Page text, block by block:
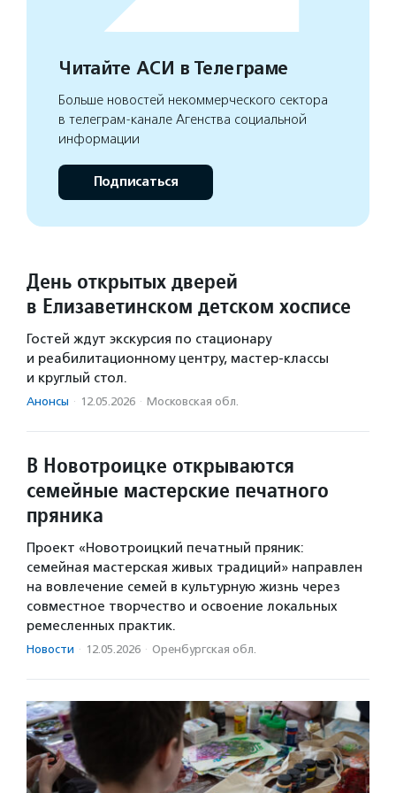
Читайте АСИ в Телеграме
Больше новостей некоммерческого сектора
в телеграм-канале Агенства социальной
информации
Подписаться
День открытых дверей
в Елизаветинском детском хосписе
Гостей ждут экскурсия по стационару
и реабилитационному центру, мастер-классы
и круглый стол.
Анонсы · 12.05.2026 · Московская обл.
В Новотроицке открываются
семейные мастерские печатного
пряника
Проект «Новотроицкий печатный пряник:
семейная мастерская живых традиций» направлен
на вовлечение семей в культурную жизнь через
совместное творчество и освоение локальных
ремесленных практик.
Новости · 12.05.2026 · Оренбургская обл.